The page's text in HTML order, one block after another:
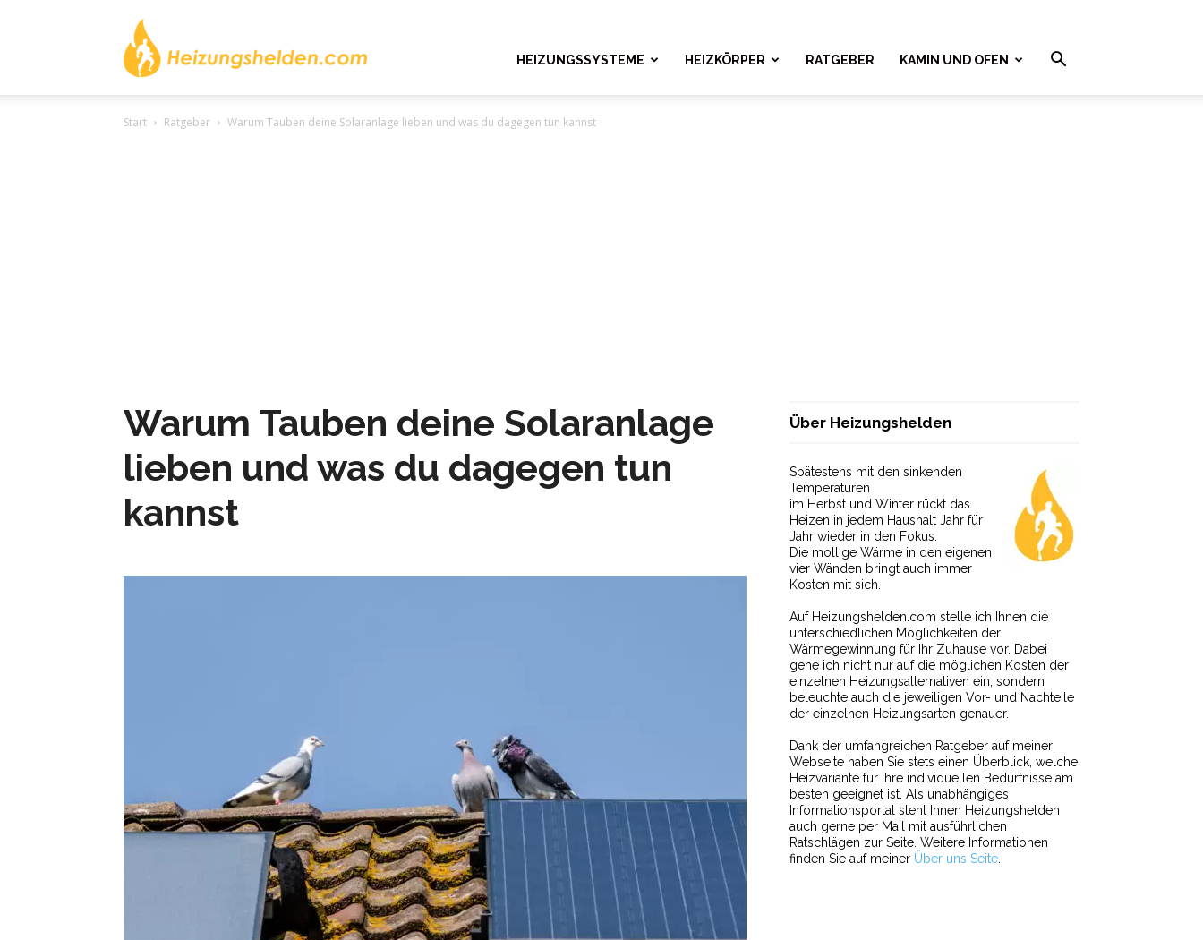
HEIZUNGSSYSTEME HEIZKÖRPER RATGEBER KAMIN UND OFEN
Start Ratgeber Warum Tauben deine Solaranlage lieben und was du dagegen tun kannst
Warum Tauben deine Solaranlage
lieben und was du dagegen tun
kannst
Über Heizungshelden
Spätestens mit den sinkenden
Temperaturen
im Herbst und Winter rückt das
Heizen in jedem Haushalt Jahr für
Jahr wieder in den Fokus.
Die mollige Wärme in den eigenen
vier Wänden bringt auch immer
Kosten mit sich.
Auf Heizungshelden.com stelle ich Ihnen die
unterschiedlichen Möglichkeiten der
Wärmegewinnung für Ihr Zuhause vor. Dabei
gehe ich nicht nur auf die möglichen Kosten der
einzelnen Heizungsalternativen ein, sondern
beleuchte auch die jeweiligen Vor- und Nachteile
der einzelnen Heizungsarten genauer.
Dank der umfangreichen Ratgeber auf meiner
Webseite haben Sie stets einen Überblick, welche
Heizvariante für Ihre individuellen Bedürfnisse am
besten geeignet ist. Als unabhängiges
Informationsportal steht Ihnen Heizungshelden
auch gerne per Mail mit ausführlichen
Ratschlägen zur Seite. Weitere Informationen
finden Sie auf meiner Über uns Seite